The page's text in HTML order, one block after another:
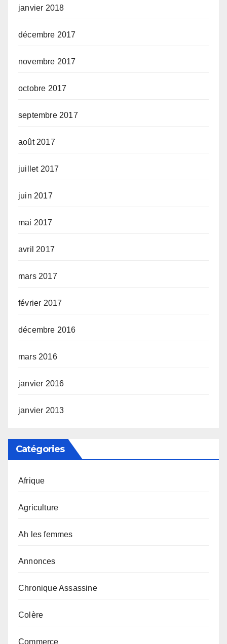
janvier 2018
décembre 2017
novembre 2017
octobre 2017
septembre 2017
août 2017
juillet 2017
juin 2017
mai 2017
avril 2017
mars 2017
février 2017
décembre 2016
mars 2016
janvier 2016
janvier 2013
Catégories
Afrique
Agriculture
Ah les femmes
Annonces
Chronique Assassine
Colère
Commerce